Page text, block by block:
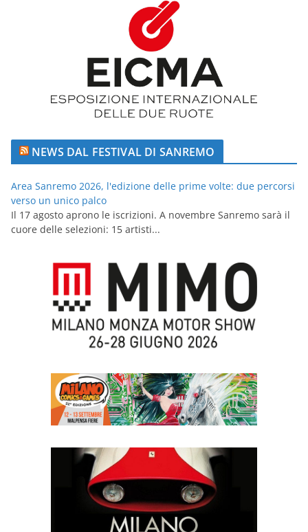
NEWS DAL FESTIVAL DI SANREMO
Area Sanremo 2026, l'edizione delle prime volte: due percorsi
verso un unico palco
Il 17 agosto aprono le iscrizioni. A novembre Sanremo sarà il
cuore delle selezioni: 15 artisti...